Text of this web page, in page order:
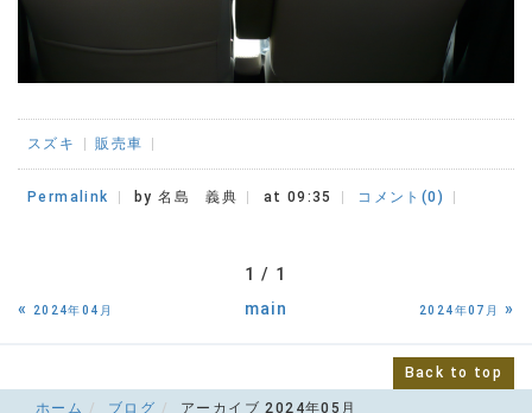
スズキ 販売車
Permalink by 名島 義典 at 09:35 コメント(0)
1 / 1
«
2024年04月 main 2024年07月 »
Back to top
ホーム ブログ アーカイブ 2024年05月